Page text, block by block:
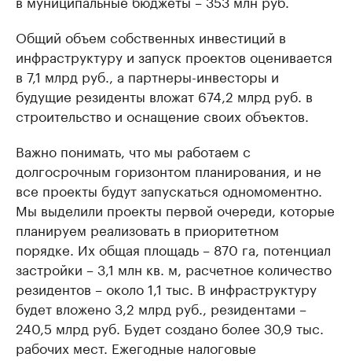
Общий объем собственных инвестиций в
инфраструктуру и запуск проектов оценивается
в 7,1 млрд руб., а партнеры-инвесторы и
будущие резиденты вложат 674,2 млрд руб. в
строительство и оснащение своих объектов.
Важно понимать, что мы работаем с
долгосрочным горизонтом планирования, и не
все проекты будут запускаться одномоментно.
Мы выделили проекты первой очереди, которые
планируем реализовать в приоритетном
порядке. Их общая площадь – 870 га, потенциал
застройки – 3,1 млн кв. м, расчетное количество
резидентов – около 1,1 тыс. В инфраструктуру
будет вложено 3,2 млрд руб., резидентами –
240,5 млрд руб. Будет создано более 30,9 тыс.
рабочих мест. Ежегодные налоговые